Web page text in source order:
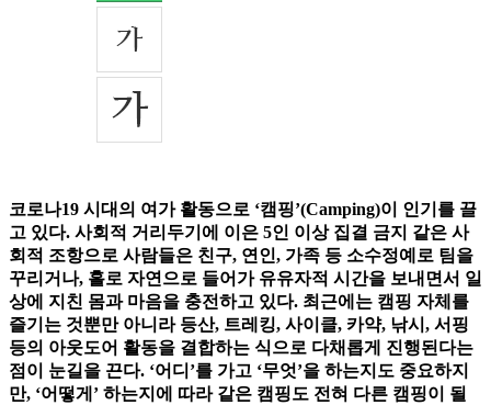
코로나19 시대의 여가 활동으로 ‘캠핑’(Camping)이 인기를 끌
고 있다. 사회적 거리두기에 이은 5인 이상 집결 금지 같은 사
회적 조항으로 사람들은 친구, 연인, 가족 등 소수정예로 팀을
꾸리거나, 홀로 자연으로 들어가 유유자적 시간을 보내면서 일
상에 지친 몸과 마음을 충전하고 있다. 최근에는 캠핑 자체를
즐기는 것뿐만 아니라 등산, 트레킹, 사이클, 카약, 낚시, 서핑
등의 아웃도어 활동을 결합하는 식으로 다채롭게 진행된다는
점이 눈길을 끈다. ‘어디’를 가고 ‘무엇’을 하는지도 중요하지
만, ‘어떻게’ 하는지에 따라 같은 캠핑도 전혀 다른 캠핑이 될